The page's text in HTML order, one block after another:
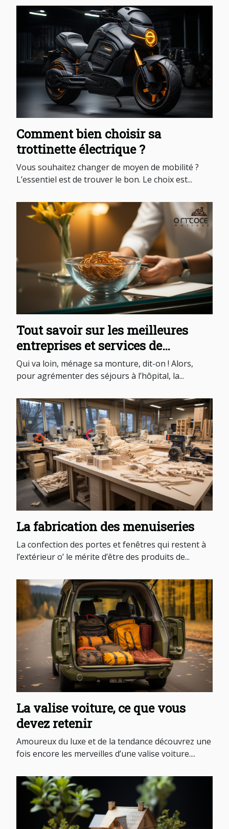
Comment bien choisir sa
trottinette électrique ?
Vous souhaitez changer de moyen de mobilité ?
L’essentiel est de trouver le bon. Le choix est...
Tout savoir sur les meilleures
entreprises et services de
conciergerie d’hôpital !
Qui va loin, ménage sa monture, dit-on ! Alors,
pour agrémenter des séjours à l’hôpital, la...
La fabrication des menuiseries
La confection des portes et fenêtres qui restent à
l’extérieur o’ le mérite d’être des produits de...
La valise voiture, ce que vous
devez retenir
Amoureux du luxe et de la tendance découvrez une
fois encore les merveilles d’une valise voiture....